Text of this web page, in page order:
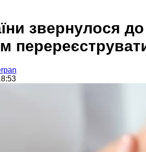
звернулося до